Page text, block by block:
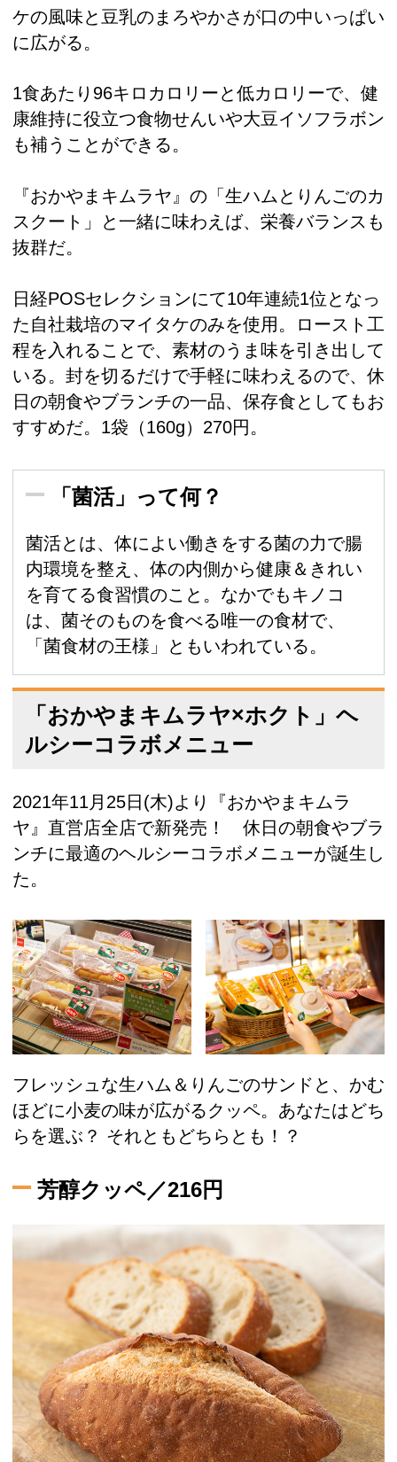
ケの風味と豆乳のまろやかさが口の中いっぱい
に広がる。
1食あたり96キロカロリーと低カロリーで、健
康維持に役立つ食物せんいや大豆イソフラボン
も補うことができる。
『おかやまキムラヤ』の「生ハムとりんごのカ
スクート」と一緒に味わえば、栄養バランスも
抜群だ。
日経POSセレクションにて10年連続1位となっ
た自社栽培のマイタケのみを使用。ロースト工
程を入れることで、素材のうま味を引き出して
いる。封を切るだけで手軽に味わえるので、休
日の朝食やブランチの一品、保存食としてもお
すすめだ。1袋（160g）270円。
「菌活」って何？
菌活とは、体によい働きをする菌の力で腸
内環境を整え、体の内側から健康＆きれい
を育てる食習慣のこと。なかでもキノコ
は、菌そのものを食べる唯一の食材で、
「菌食材の王様」ともいわれている。
「おかやまキムラヤ×ホクト」ヘ
ルシーコラボメニュー
2021年11月25日(木)より『おかやまキムラ
ヤ』直営店全店で新発売！ 休日の朝食やブラ
ンチに最適のヘルシーコラボメニューが誕生し
た。
フレッシュな生ハム＆りんごのサンドと、かむ
ほどに小麦の味が広がるクッペ。あなたはどち
らを選ぶ？ それともどちらとも！？
芳醇クッペ／216円